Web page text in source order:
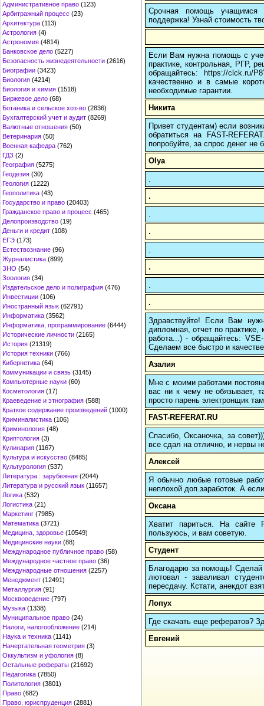
Административное право (123)
Арбитражный процесс (23)
Архитектура (113)
Астрология (4)
Астрономия (4814)
Банковское дело (5227)
Безопасность жизнедеятельности (2616)
Биографии (3423)
Биология (4214)
Биология и химия (1518)
Биржевое дело (68)
Ботаника и сельское хоз-во (2836)
Бухгалтерский учет и аудит (8269)
Валютные отношения (50)
Ветеринария (50)
Военная кафедра (762)
ГДЗ (2)
География (5275)
Геодезия (30)
Геология (1222)
Геополитика (43)
Государство и право (20403)
Гражданское право и процесс (465)
Делопроизводство (19)
Деньги и кредит (108)
ЕГЭ (173)
Естествознание (96)
Журналистика (899)
ЗНО (54)
Зоология (34)
Издательское дело и полиграфия (476)
Инвестиции (106)
Иностранный язык (62791)
Информатика (3562)
Информатика, программирование (6444)
Исторические личности (2165)
История (21319)
История техники (766)
Кибернетика (64)
Коммуникации и связь (3145)
Компьютерные науки (60)
Косметология (17)
Краеведение и этнография (588)
Краткое содержание произведений (1000)
Криминалистика (106)
Криминология (48)
Криптология (3)
Кулинария (1167)
Культура и искусство (8485)
Культурология (537)
Литература : зарубежная (2044)
Литература и русский язык (11657)
Логика (532)
Логистика (21)
Маркетинг (7985)
Математика (3721)
Медицина, здоровье (10549)
Медицинские науки (88)
Международное публичное право (58)
Международное частное право (36)
Международные отношения (2257)
Менеджмент (12491)
Металлургия (91)
Москвоведение (797)
Музыка (1338)
Муниципальное право (24)
Налоги, налогообложение (214)
Наука и техника (1141)
Начертательная геометрия (3)
Оккультизм и уфология (8)
Остальные рефераты (21692)
Педагогика (7850)
Политология (3801)
Право (682)
Право, юриспруденция (2881)
Срочная помощь учащимся в
поддержка! Узнай стоимость
Если Вам нужна помощь с
практике, контрольная, РГР,
обращайтесь: https://clck.ru/
качественно и в самые
необходимые гарантии.
Никита
Привет студентам) если
обратиться на FAST-
попробуйте, за спрос денег не
Olya
.
.
.
.
Здравствуйте! Если Вам
дипломная, отчет по
работа...) - обращайтесь:
Сделаем все быстро и
Азалия
Мне с моими работами
вас ни к чему не обязывает,
просто парень электронщик
FAST-REFERAT.RU
Спасибо, Оксаночка, за
все сдал на отлично, и нервы
Алексей
Я обычно любые готовые
неплохой доп.заработок. А
Оксана
Хватит париться. На
пользуюсь, и вам советую.
Студент
Благодарю за помощь! Сделай
лютовал - заваливал
пересдачу. Кстати, анекдот
Лопух
Где скачать еще рефератов?
Евгений